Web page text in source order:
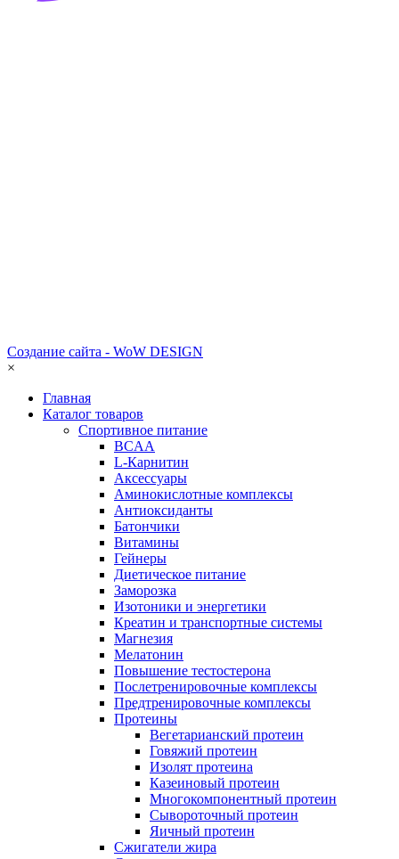
Создание сайта - WoW DESIGN
×
Главная
Каталог товаров
Спортивное питание
BCAA
L-Карнитин
Аксессуары
Аминокислотные комплексы
Антиоксиданты
Батончики
Витамины
Гейнеры
Диетическое питание
Заморозка
Изотоники и энергетики
Креатин и транспортные системы
Магнезия
Мелатонин
Повышение тестостерона
Послетренировочные комплексы
Предтренировочные комплексы
Протеины
Вегетарианский протеин
Говяжий протеин
Изолят протеина
Казеиновый протеин
Многокомпонентный протеин
Сывороточный протеин
Яичный протеин
Сжигатели жира